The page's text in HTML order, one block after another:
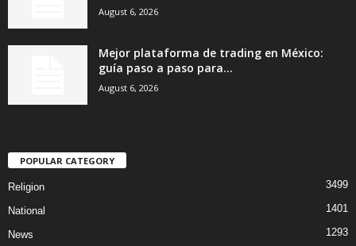
August 6, 2026
Mejor plataforma de trading en México:
guía paso a paso para...
August 6, 2026
POPULAR CATEGORY
Religion 3499
National 1401
News 1293